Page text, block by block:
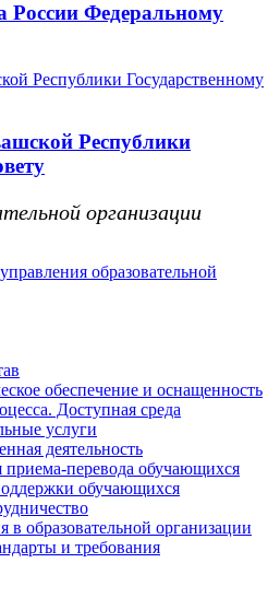
России Федеральному
Республики
организации
образовательной
обеспечение и оснащенность
Доступная среда
услуги
деятельность
приема-перевода обучающихся
обучающихся
в образовательной организации
и требования